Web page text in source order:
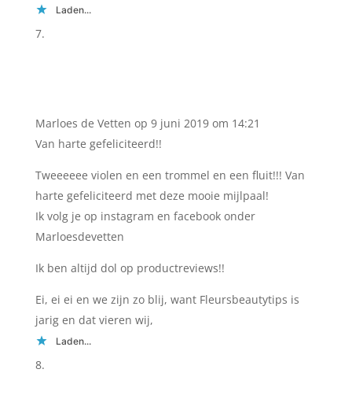
Laden...
Marloes de Vetten op 9 juni 2019 om 14:21
Van harte gefeliciteerd!!
Tweeeeee violen en een trommel en een fluit!!! Van
harte gefeliciteerd met deze mooie mijlpaal!
Ik volg je op instagram en facebook onder
Marloesdevetten
Ik ben altijd dol op productreviews!!
Ei, ei ei en we zijn zo blij, want Fleursbeautytips is
jarig en dat vieren wij,
Laden...